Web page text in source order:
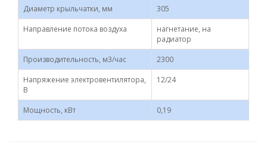
Диаметр крыльчатки, мм
305
Направление потока воздуха
нагнетание, на
радиатор
Производительность, м3/час
2300
Напряжение электровентилятора,
В
12/24
Мощность, кВт 0,19